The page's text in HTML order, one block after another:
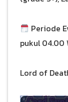
Periode
pukul 04.00
Lord of